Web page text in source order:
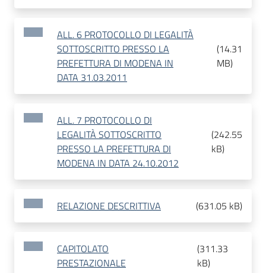
ALL. 6 PROTOCOLLO DI LEGALITÀ
SOTTOSCRITTO PRESSO LA
PREFETTURA DI MODENA IN
DATA 31.03.2011
(14.31
MB)
ALL. 7 PROTOCOLLO DI
LEGALITÀ SOTTOSCRITTO
PRESSO LA PREFETTURA DI
MODENA IN DATA 24.10.2012
(242.55
kB)
RELAZIONE DESCRITTIVA (631.05 kB)
CAPITOLATO
PRESTAZIONALE
(311.33
kB)